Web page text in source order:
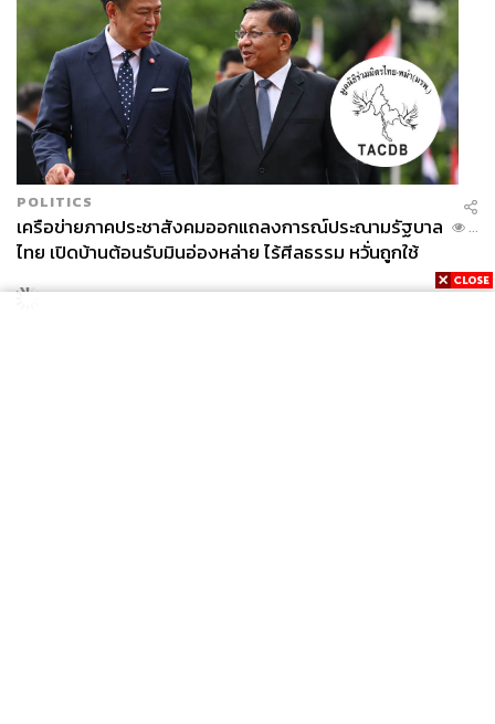
POLITICS
เครือข่ายภาคประชาสังคมออกแถลงการณ์ประณามรัฐบาล
ไทย เปิดบ้านต้อนรับมินอ่องหล่าย ไร้ศีลธรรม หวั่นถูกใช้
...